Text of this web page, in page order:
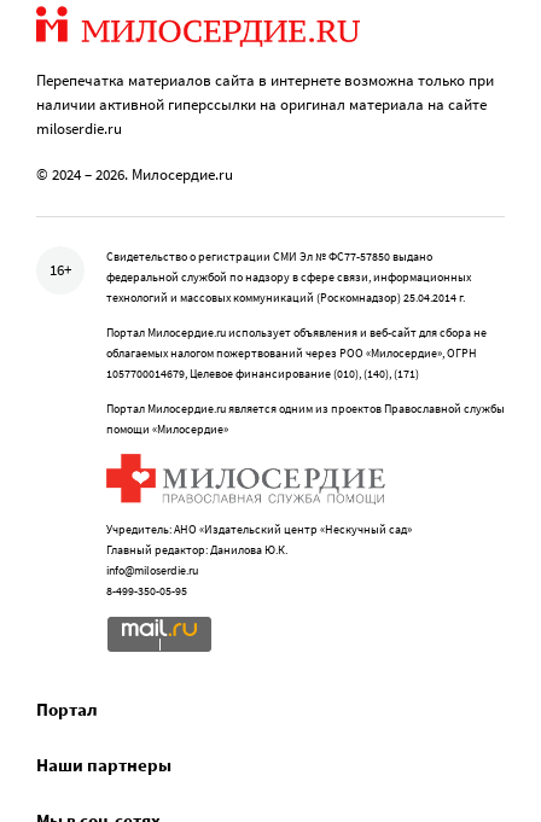
Перепечатка материалов сайта в интернете возможна только при
наличии активной гиперссылки на оригинал материала на сайте
miloserdie.ru
© 2024 – 2026. Милосердие.ru
16+
Свидетельство о регистрации СМИ Эл № ФС77-57850 выдано
федеральной службой по надзору в сфере связи, информационных
технологий и массовых коммуникаций (Роскомнадзор) 25.04.2014 г.
Портал Милосердие.ru использует объявления и веб-сайт для сбора не
облагаемых налогом пожертвований через РОО «Милосердие», ОГРН
1057700014679, Целевое финансирование (010), (140), (171)
Портал Милосердие.ru является одним из проектов Православной службы
помощи «Милосердие»
Учредитель: АНО «Издательский центр «Нескучный сад»
Главный редактор: Данилова Ю.К.
info@miloserdie.ru
8-499-350-05-95
Портал
Наши партнеры